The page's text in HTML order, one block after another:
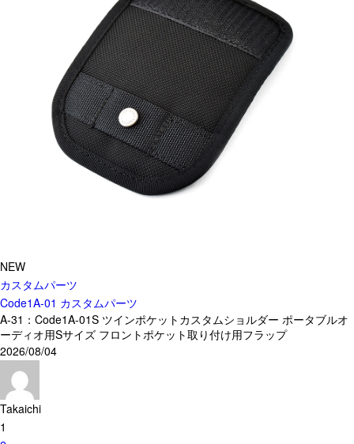
サブバッグ／ウエストバッグ
バッグインバッグ
トートバッグ
ボストンバッグ
カメラバッグ
Other
財布／カード、コインケース
財布以外の革製品
ステーショナリー
キーケース／キーホルダー
スマートキーケース
車／自転車／バイク
NEW
カスタムパーツ
Code1A-01 カスタムパーツ
A-31：Code1A-01S ツインポケットカスタムショルダー ポータブルオ
ーディオ用Sサイズ フロントポケット取り付け用フラップ
2026/08/04
Takaichi
1